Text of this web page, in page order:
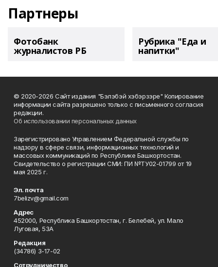
Партнеры
Фотобанк
журналистов РБ
Рубрика "Еда и
напитки"
© 2020-2026 Сайт издания "Бэлэбэй хэбэрзэре" Копирование
информации сайта разрешено только с письменного согласия
редакции.
Об использовании персональных данных
Зарегистрировано Управлением Федеральной службы по
надзору в сфере связи, информационных технологий и
массовых коммуникаций по Республике Башкортостан.
Свидетельство о регистрации СМИ: ПИ №ТУ02-01799 от 19
мая 2025 г.
Эл. почта
7belizv@gmail.com
Адрес
452000, Республика Башкортостан, г. Белебей, ул. Мало
Луговая, 53А
Редакция
(34786) 3-17-02
Сотрудничество